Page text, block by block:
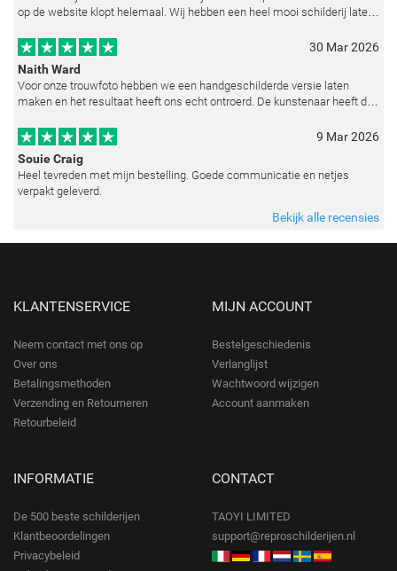
op de website klopt helemaal. Wij hebben een heel mooi schilderij laten
30 Mar 2026
Naith Ward
Voor onze trouwfoto hebben we een handgeschilderde versie laten
maken en het resultaat heeft ons echt ontroerd. De kunstenaar heeft de
9 Mar 2026
Souie Craig
Heel tevreden met mijn bestelling. Goede communicatie en netjes
verpakt geleverd.
Bekijk alle recensies
KLANTENSERVICE
Neem contact met ons op
Over ons
Betalingsmethoden
Verzending en Retourneren
Retourbeleid
MIJN ACCOUNT
Bestelgeschiedenis
Verlanglijst
Wachtwoord wijzigen
Account aanmaken
INFORMATIE
De 500 beste schilderijen
Klantbeoordelingen
Privacybeleid
CONTACT
TAOYI LIMITED
support@reproschilderijen.nl